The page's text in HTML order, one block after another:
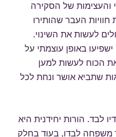
והעצימות של הסקירה
העבר שהותירו
לעשות את השינוי.
באופן עוצמתי על
את הכוח לעשות למען
שתביא אושר ונחת לכל
לבד. הורות יחידנית היא
משפחה לבדו, בעוד בחלק